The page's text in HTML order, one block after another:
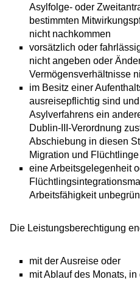
Asylfolge- oder
bestimmten
nicht nachkommen
vorsätzlich oder
nicht angeben oder
Vermögensverhältnisse
im Besitz einer
ausreisepflichtig sind
Asylverfahrens ein
Dublin-III-Verordnung
Abschiebung in diesen
Migration und
eine Arbeitsgelegenheit
Arbeitsfähigkeit
Die Leistungsberechtigung
mit der Ausreise oder
mit Ablauf des Monats, in